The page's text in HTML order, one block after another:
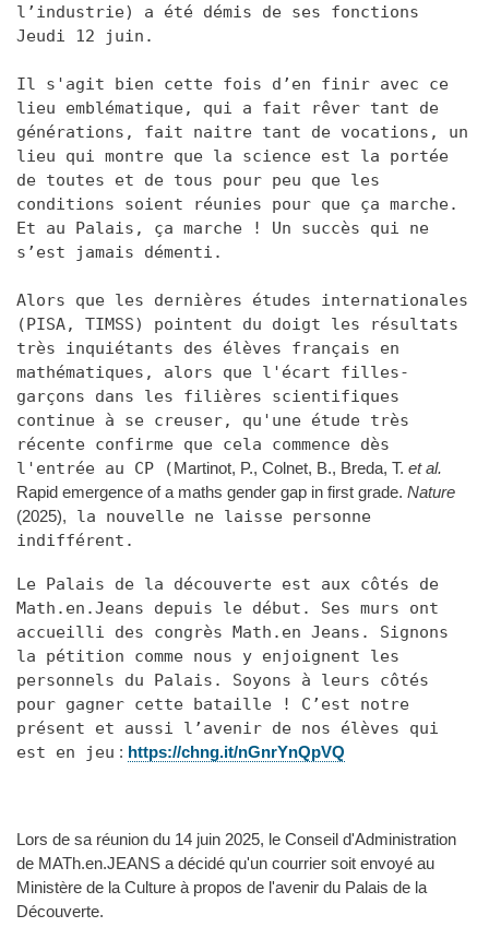
l’industrie) a été démis de ses fonctions
Jeudi 12 juin.
Il s'agit bien cette fois d’en finir avec ce
lieu emblématique, qui a fait rêver tant de
générations, fait naitre tant de vocations, un
lieu qui montre que la science est la portée
de toutes et de tous pour peu que les
conditions soient réunies pour que ça marche.
Et au Palais, ça marche ! Un succès qui ne
s’est jamais démenti.
Alors que les dernières études internationales
(PISA, TIMSS) pointent du doigt les résultats
très inquiétants des élèves français en
mathématiques, alors que l'écart filles-
garçons dans les filières scientifiques
continue à se creuser, qu'une étude très
récente confirme que cela commence dès
l'entrée au CP (Martinot, P., Colnet, B., Breda, T. et al.
Rapid emergence of a maths gender gap in first grade. Nature
(2025), la nouvelle ne laisse personne
indifférent.
Le Palais de la découverte est aux côtés de
Math.en.Jeans depuis le début. Ses murs ont
accueilli des congrès Math.en Jeans. Signons
la pétition comme nous y enjoignent les
personnels du Palais. Soyons à leurs côtés
pour gagner cette bataille ! C’est notre
présent et aussi l’avenir de nos élèves qui
est en jeu : https://chng.it/nGnrYnQpVQ
Lors de sa réunion du 14 juin 2025, le Conseil d'Administration
de MATh.en.JEANS a décidé qu'un courrier soit envoyé au
Ministère de la Culture à propos de l'avenir du Palais de la
Découverte.